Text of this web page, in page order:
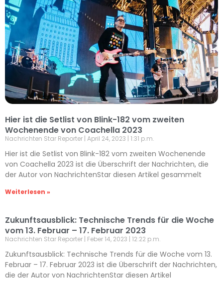
Hier ist die Setlist von Blink-182 vom zweiten
Wochenende von Coachella 2023
Nachrichten Star Reporter April 24, 2023 1:31 p.m.
Hier ist die Setlist von Blink-182 vom zweiten Wochenende
von Coachella 2023 ist die Überschrift der Nachrichten, die
der Autor von NachrichtenStar diesen Artikel gesammelt
Weiterlesen »
Zukunftsausblick: Technische Trends für die Woche
vom 13. Februar – 17. Februar 2023
Nachrichten Star Reporter Feber 14, 2023 12:22 p.m.
Zukunftsausblick: Technische Trends für die Woche vom 13.
Februar – 17. Februar 2023 ist die Überschrift der Nachrichten,
die der Autor von NachrichtenStar diesen Artikel